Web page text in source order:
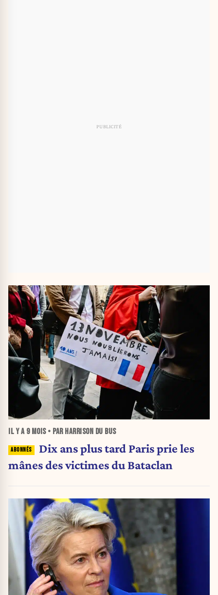
IL Y A 9 MOIS• PAR HARRISON DU BUS
Dix ans plus tard Paris prie les
mânes des victimes du Bataclan